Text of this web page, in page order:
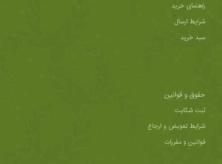
راهنمای خرید
شرایط ارسال
سبد خرید
حقوق و قوانین
ثبت شکایت
شرایط تعویض و ارجاع
قوانین و مقررات